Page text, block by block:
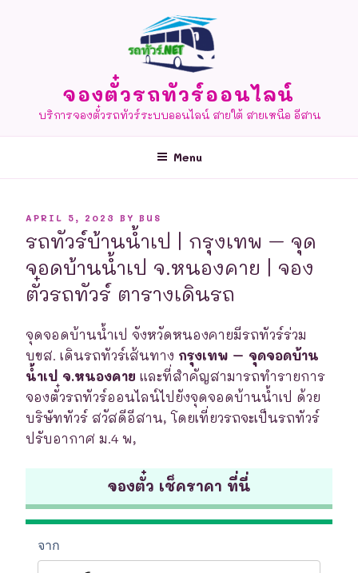
จองตั๋วรถทัวร์ออนไลน์
บริการจองตั๋วรถทัวร์ระบบออนไลน์ สายใต้ สายเหนือ อีสาน
Menu
POSTED
APRIL 5, 2023 BY BUS
รถทัวร์บ้านน้ำเป | กรุงเทพ – จุด
จอดบ้านน้ำเป จ.หนองคาย | จอง
ตั๋วรถทัวร์ ตารางเดินรถ
จุดจอดบ้านน้ำเป จังหวัดหนองคายมีรถทัวร์ร่วม
บขส. เดินรถทัวร์เส้นทาง กรุงเทพ – จุดจอดบ้าน
น้ำเป จ.หนองคาย และที่สำคัญสามารถทำรายการ
จองตั๋วรถทัวร์ออนไลน์ไปยังจุดจอดบ้านน้ำเป ด้วย
บริษัททัวร์ สวัสดีอีสาน, โดยเที่ยวรถจะเป็นรถทัวร์
ปรับอากาศ ม.4 พ,
จองตั๋ว เช็คราคา ที่นี่